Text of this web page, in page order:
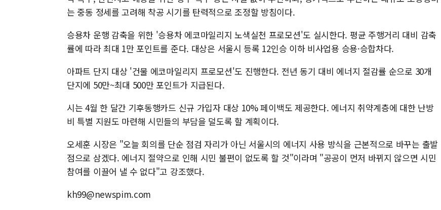
는 중동 정세를 고려해 착공 시기를 탄력적으로 조정할 방침이다.
승용차 운행 감축을 위한 '승용차 에코마일리지 노색실천 프로모션'도 실시한다. 평균 주행거리 대비 감축
률에 따라 최대 1만 포인트를 준다. 대상은 서울시 등록 12인승 이하 비사업용 승용·승합차다.
아파트 단지 대상 '건물 에코마일리지 프로모션'도 진행한다. 전년 동기 대비 에너지 절감률 순으로 30개
단지에 50만~최대 500만 포인트가 지급된다.
시는 4월 한 달간 기후동행카드 신규 가입자 대상 10% 페이백도 제공한다. 에너지 취약계층에 대한 난방
비 특별 지원도 마련해 시민들의 부담을 덜도록 할 계획이다.
오세훈 시장은 "오늘 회의를 단순 점검 자리가 아닌 서울시의 에너지 사용 방식을 근본적으로 바꾸는 출발
점으로 삼겠다. 에너지 절약으로 인해 시민 불편이 없도록 할 것"이라며 "공공이 먼저 바뀌지 않으면 시민
참여를 이끌어 낼 수 없다"고 강조했다.
kh99@newspim.com